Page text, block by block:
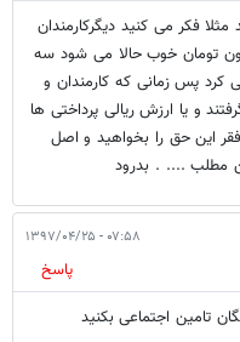
مثلا فکر می کنید دیگرکارمندان
تومان خوب حالا می شود سه
کرد پس زمانی که کارمندان و
میلیون تومان گرفتند و یا ارزش ریالی پرداختی ها
فقر این حق را بخواهید و اصل
مطلب .... . بدرود
۰۷:۵۸ - ۱۳۹۷/۰۴/۲۵
پاسخ
تامین اجتماعی بکنید